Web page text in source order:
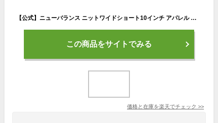
【公式】ニューバランス ニットワイドショート10インチ アパレル ズボン 短パン ボトムス 運動 スポーツ カジュアル 快適 ファッション 屋内 屋外 贈り物 ギフト レディース ウィメンズ 女性
この商品をサイトでみる
価格と在庫を楽天でチェック >>